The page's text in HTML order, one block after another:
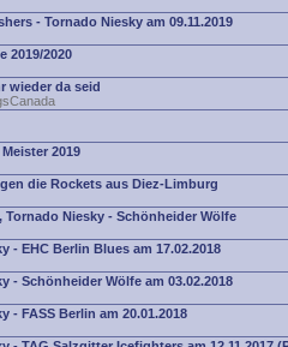
- Tornado Niesky am 09.11.2019
2019/2020
wieder da seid
2019
die Rockets aus Diez-Limburg
Tornado Niesky - Schönheider Wölfe
- EHC Berlin Blues am 17.02.2018
- Schönheider Wölfe am 03.02.2018
- FASS Berlin am 20.01.2018